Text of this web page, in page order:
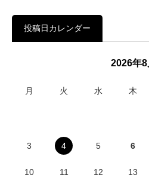
投稿日カレンダー
2026年8
月 火 水 木
3 4 5 6
10 11 12 13